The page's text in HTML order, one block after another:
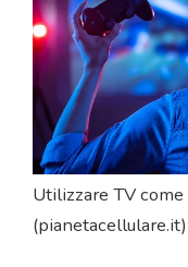
Utilizzare TV
(pianetacellulare.it)